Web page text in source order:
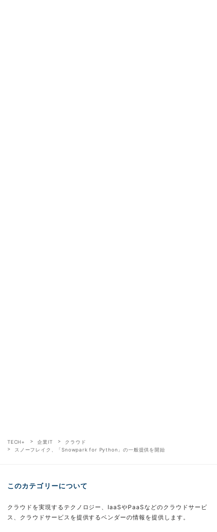
TECH+ 企業IT
クラウド
スノーフレイク、「Snowpark for Python」の一般提供を開始
このカテゴリーについて
クラウドを実現するテクノロジー、IaaSやPaaSなどのクラウドサービ
ス、クラウドサービスを提供するベンダーの情報を提供します。